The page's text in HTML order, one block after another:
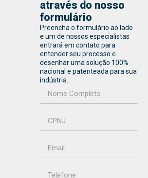
através do nosso
formulário
Preencha o formulário ao lado
e um de nossos especialistas
entrará em contato para
entender seu processo e
desenhar uma solução 100%
nacional e patenteada para sua
indústria.